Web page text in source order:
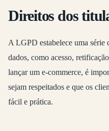
Direitos dos
A LGPD estabelece uma série
dados, como acesso,
lançar um e-commerce, é
sejam respeitados e que os
fácil e prática.